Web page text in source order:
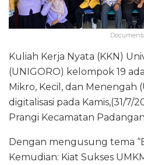
Kuliah Kerja Nyata (KKN)
(UNIGORO) kelompok 19
Mikro, Kecil, dan Menengah
digitalisasi pada Kamis,(31/7/
Prangi Kecamatan
Dengan mengusung tema
Kemudian: Kiat Sukses